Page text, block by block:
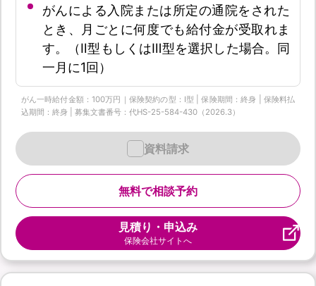
がんによる入院または所定の通院をされた
とき、月ごとに何度でも給付金が受取れま
す。（Ⅱ型もしくはⅢ型を選択した場合。同
一月に1回）
がん一時給付金額：100万円｜保険契約の型：Ⅰ型 | 保険期間：終身 | 保険料払
込期間：終身 | 募集文書番号：代HS-25-584-430（2026.3）
無料で相談予約
資料請求
見積り・申込み
保険会社サイトへ